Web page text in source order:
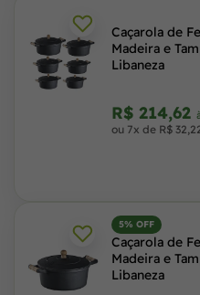
Caçarola de
Madeira e
Libaneza
R$ 214,62
ou 7x de R$
5% OFF
Caçarola de
Madeira e
Libaneza